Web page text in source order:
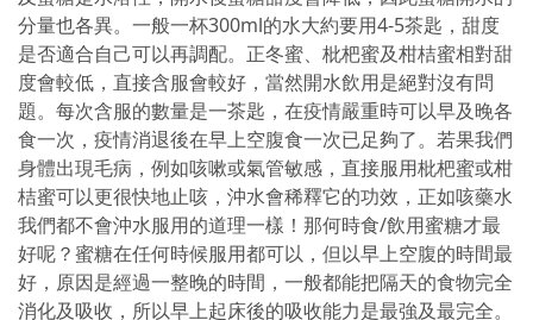
分量也各異。一般一杯300ml的水大約要用4-5茶匙，甜度
是否適合自己可以再調配。正冬蜜、枇杷蜜及柑桔蜜相對甜
度會較低，直接含服會較好，當然開水飲用是絕對沒有問
題。每次含服的數量是一茶匙，在疫情嚴重時可以早及晚各
食一次，疫情消退後在早上空腹食一次已足夠了。若果我們
身體出現毛病，例如咳嗽或氣管敏感，直接服用枇杷蜜或柑
桔蜜可以更很快地止咳，沖水會稀釋它的功效，正如咳藥水
我們都不會沖水服用的道理一樣！那何時食/飲用蜜糖才最
好呢？蜜糖在任何時候服用都可以，但以早上空腹的時間最
好，原因是經過一整晚的時間，一般都能把隔天的食物完全
消化及吸收，所以早上起床後的吸收能力是最強及最完全。